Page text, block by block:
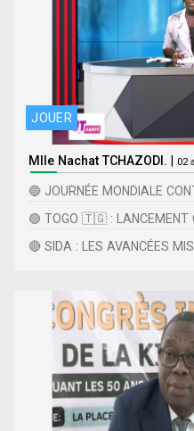
JOUER
Mlle Nachat TCHAZODI. | 02
🔵 JOURNÉE MONDIALE
🟢 TOGO 🇹🇬 : LANCEMENT
🔴 SIDA : LES AVANCÉES